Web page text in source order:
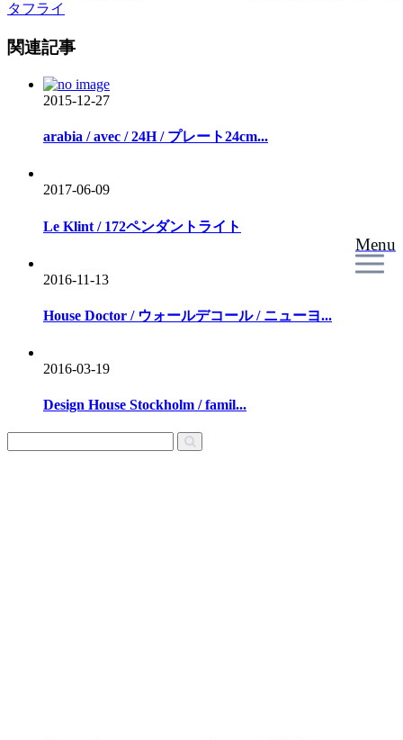
Menu
タフライ
関連記事
2015-12-27
arabia / avec / 24H / プレート24cm...
2017-06-09
Le Klint / 172ペンダントライト
2016-11-13
House Doctor / ウォールデコール / ニューヨ...
2016-03-19
Design House Stockholm / famil...